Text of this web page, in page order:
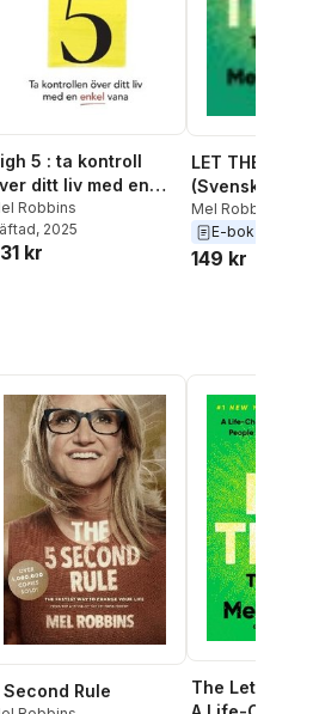
5 : ta kontroll
ditt liv med en
vana
Robbins
, 2025
kr
LET THEM-
(Svensk
Mel Robbins
Robbins
E-bok
149 kr
Second Rule
The Let